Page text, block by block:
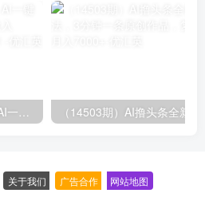
（10502期）创意无限！AI一键生成漫画视频，每天轻松收入300+，粘贴复制简单操作！
关于我们 广告合作 网站地图